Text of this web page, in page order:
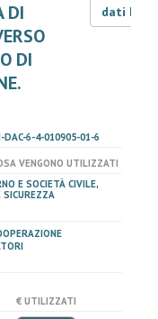
DI
DI
dati LOD
DAC-6-4-010905-01-6
VENGONO UTILIZZATI
E SOCIETÀ CIVILE,
SICUREZZA
€ UTILIZZATI